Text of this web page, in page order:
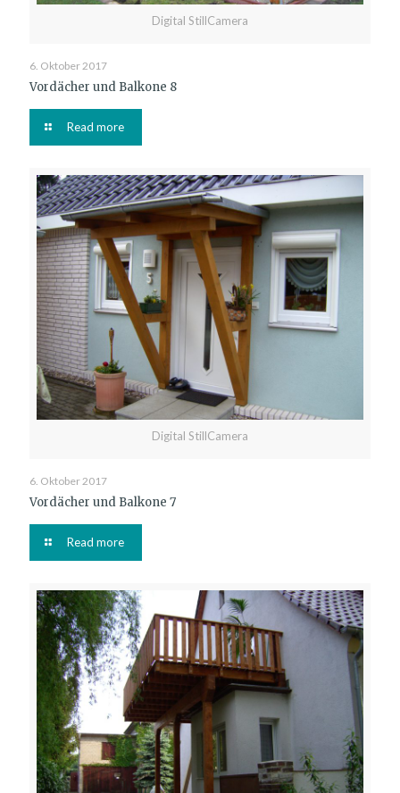
Digital StillCamera
6. Oktober 2017
Vordächer und Balkone 8
Read more
Digital StillCamera
6. Oktober 2017
Vordächer und Balkone 7
Read more